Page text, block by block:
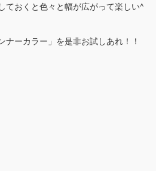
ておくと色々と幅が広がって楽しい^
ーカラー」を是非お試しあれ！！